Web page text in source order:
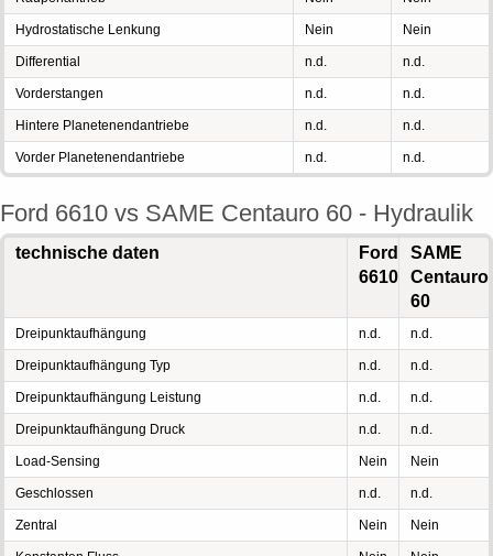
Hydrostatische Lenkung Nein Nein
Differential n.d. n.d.
Vorderstangen n.d. n.d.
Hintere Planetenendantriebe n.d. n.d.
Vorder Planetenendantriebe n.d. n.d.
Ford 6610 vs SAME Centauro 60 - Hydraulik
technische daten
Ford
6610
SAME
Centauro
60
Dreipunktaufhängung n.d. n.d.
Dreipunktaufhängung Typ n.d. n.d.
Dreipunktaufhängung Leistung n.d. n.d.
Dreipunktaufhängung Druck n.d. n.d.
Load-Sensing Nein Nein
Geschlossen n.d. n.d.
Zentral Nein Nein